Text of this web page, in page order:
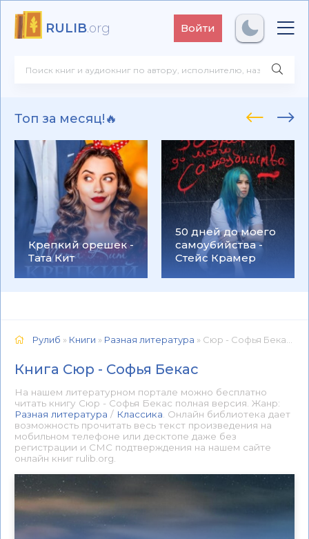
RULIB.org Войти
Топ за месяц!🔥
Крепкий орешек -
Тата Кит
50 дней до моего
самоубийства -
Стейс Крамер
Рулиб » Книги » Разная литература » Сюр - Софья Бекас 📕 - Книга онлайн бесплатно
Книга Сюр - Софья Бекас
На нашем литературном портале можно бесплатно
читать книгу Сюр - Софья Бекас полная версия. Жанр:
Разная литература / Классика . Онлайн библиотека дает
возможность прочитать весь текст произведения на
мобильном телефоне или десктопе даже без
регистрации и СМС подтверждения на нашем сайте
онлайн книг rulib.org.